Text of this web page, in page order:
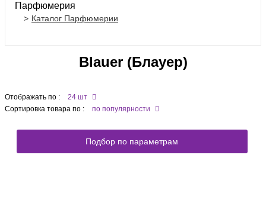
Парфюмерия
Каталог Парфюмерии
Blauer (Блауер)
Отображать по :
24 шт
Сортировка товара по :
по популярности
Подбор по параметрам